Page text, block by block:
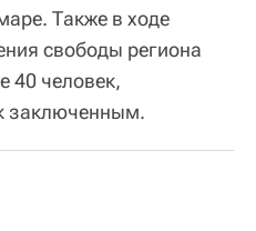
Также в ходе
свободы региона
40 человек,
заключенным.